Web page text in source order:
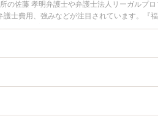
佐藤 孝明弁護士や弁護士法人リーガルプ
士費用、強みなどが注目されています。『
実績豊富な近くの弁護士を検索したい』
。